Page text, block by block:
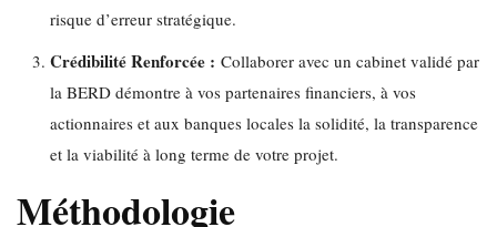
risque d’erreur stratégique.
Crédibilité Renforcée : Collaborer avec un cabinet validé par
la BERD démontre à vos partenaires financiers, à vos
actionnaires et aux banques locales la solidité, la transparence
et la viabilité à long terme de votre projet.
Méthodologie